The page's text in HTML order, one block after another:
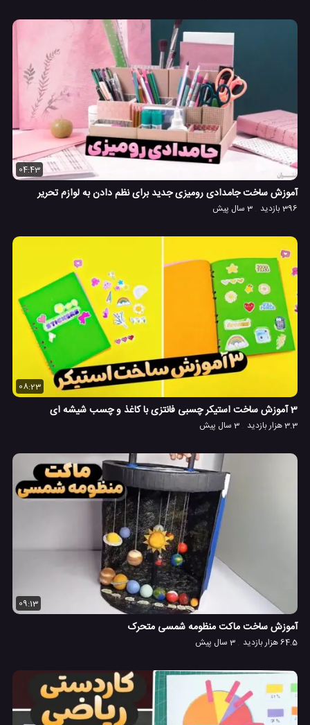
04:43
آموزش ساخت جامدادی رومیزی جدید برای نظم دادن به لوازم تحریر
396 بازدید 3 سال پیش
08:23
3 آموزش ساخت استیکر چسبی فانتزی با کاغذ و چسب شیشه ای
3.3 هزار بازدید 3 سال پیش
09:13
آموزش ساخت ماکت منظومه شمسی متحرک
64.5 هزار بازدید 3 سال پیش